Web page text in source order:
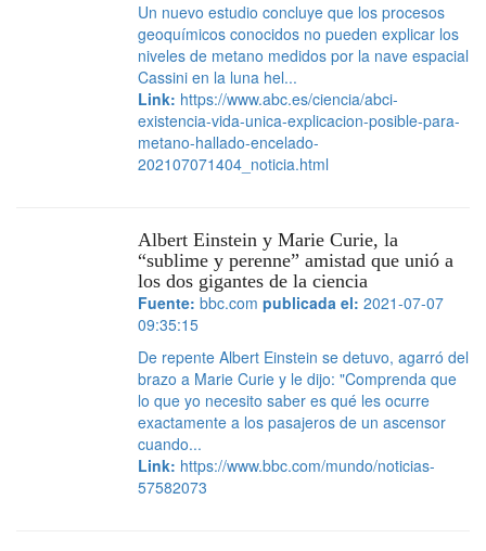
Un nuevo estudio concluye que los procesos
geoquímicos conocidos no pueden explicar los
niveles de metano medidos por la nave espacial
Cassini en la luna hel...
Link: https://www.abc.es/ciencia/abci-
existencia-vida-unica-explicacion-posible-para-
metano-hallado-encelado-
202107071404_noticia.html
Albert Einstein y Marie Curie, la
“sublime y perenne” amistad que unió a
los dos gigantes de la ciencia
Fuente: bbc.com publicada el: 2021-07-07
09:35:15
De repente Albert Einstein se detuvo, agarró del
brazo a Marie Curie y le dijo: "Comprenda que
lo que yo necesito saber es qué les ocurre
exactamente a los pasajeros de un ascensor
cuando...
Link: https://www.bbc.com/mundo/noticias-
57582073